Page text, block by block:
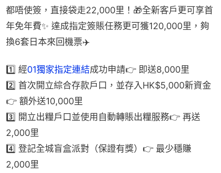
都唔使簽，直接袋走22,000里！🎁全新客戶更可享首
年免年費✨ 達成指定簽賬任務更可獲120,000里，夠
換6套日本來回機票✈️
1️⃣ 經01獨家指定連結成功申請👉 即送8,000里
2️⃣ 首次開立綜合存款戶口，並存入HK$5,000新資金
👉 額外送10,000里
3️⃣ 開立出糧戶口並使用自動轉賬出糧服務👉 再送
2,000里
4️⃣ 登記全城盲盒派對（保證有獎）👉 最少穩賺
2,000里